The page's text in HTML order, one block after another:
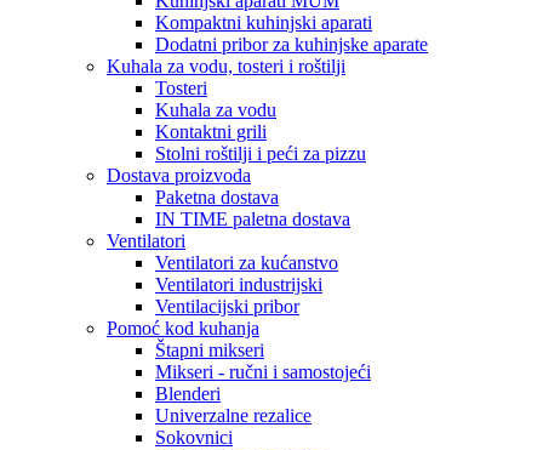
Kompaktni kuhinjski aparati
Dodatni pribor za kuhinjske aparate
Kuhala za vodu, tosteri i roštilji
Tosteri
Kuhala za vodu
Kontaktni grili
Stolni roštilji i peći za pizzu
Dostava proizvoda
Paketna dostava
IN TIME paletna dostava
Ventilatori
Ventilatori za kućanstvo
Ventilatori industrijski
Ventilacijski pribor
Pomoć kod kuhanja
Štapni mikseri
Mikseri - ručni i samostojeći
Blenderi
Univerzalne rezalice
Sokovnici